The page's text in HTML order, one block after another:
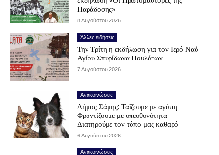
Παράδοσης»
8 Αυγούστου 2026
Άλλες ειδήσεις
Την Τρίτη η εκδήλωση για τον Ιερό Ναό
Αγίου Σπυρίδωνα Πουλάτων
7 Αυγούστου 2026
Ανακοινώσεις
Δήμος Σάμης: Ταΐζουμε με αγάπη –
Φροντίζουμε με υπευθυνότητα –
Διατηρούμε τον τόπο μας καθαρό
6 Αυγούστου 2026
Ανακοινώσεις